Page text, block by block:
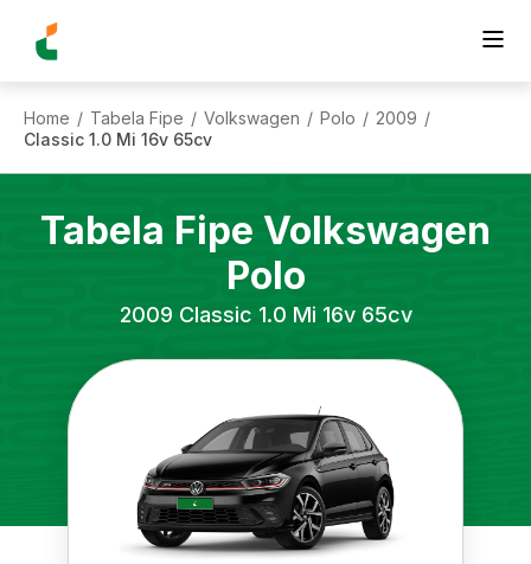
Home / Tabela Fipe / Volkswagen / Polo / 2009 /
Classic 1.0 Mi 16v 65cv
Tabela Fipe Volkswagen
Polo
2009 Classic 1.0 Mi 16v 65cv